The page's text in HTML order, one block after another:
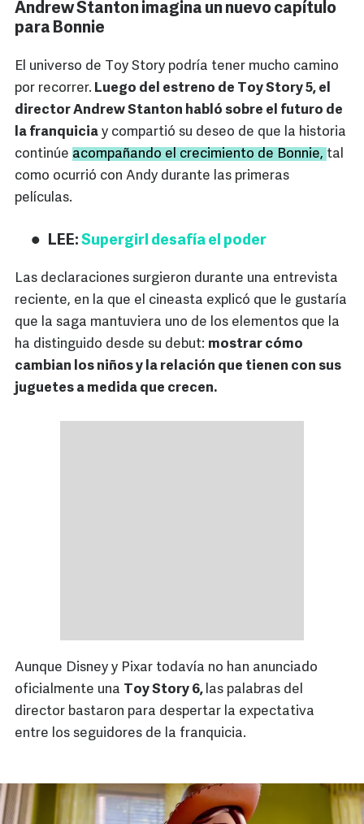
Andrew Stanton imagina un nuevo capítulo
para Bonnie
El universo de Toy Story podría tener mucho camino
por recorrer. Luego del estreno de Toy Story 5, el
director Andrew Stanton habló sobre el futuro de
la franquicia y compartió su deseo de que la historia
continúe acompañando el crecimiento de Bonnie, tal
como ocurrió con Andy durante las primeras
películas.
LEE: Supergirl desafía el poder
Las declaraciones surgieron durante una entrevista
reciente, en la que el cineasta explicó que le gustaría
que la saga mantuviera uno de los elementos que la
ha distinguido desde su debut: mostrar cómo
cambian los niños y la relación que tienen con sus
juguetes a medida que crecen.
Aunque Disney y Pixar todavía no han anunciado
oficialmente una Toy Story 6, las palabras del
director bastaron para despertar la expectativa
entre los seguidores de la franquicia.